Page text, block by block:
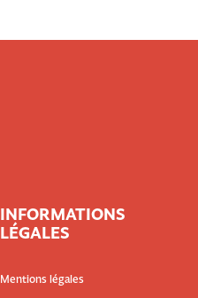
INFORMATIONS
LÉGALES
Mentions légales